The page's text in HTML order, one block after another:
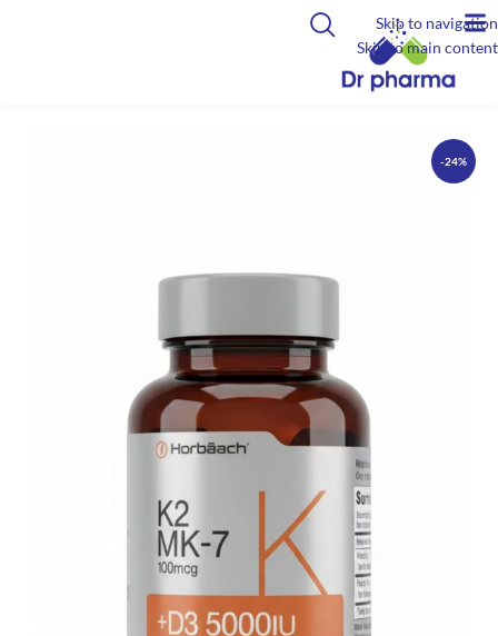
Skip to navigation
Skip to main content
-24%